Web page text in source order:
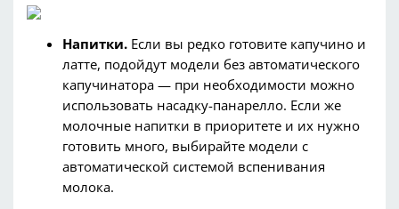
Напитки. Если вы редко готовите капучино и
латте, подойдут модели без автоматического
капучинатора— при необходимости можно
использовать насадку-панарелло. Если же
молочные напитки в приоритете и их нужно
готовить много, выбирайте модели с
автоматической системой вспенивания
молока.